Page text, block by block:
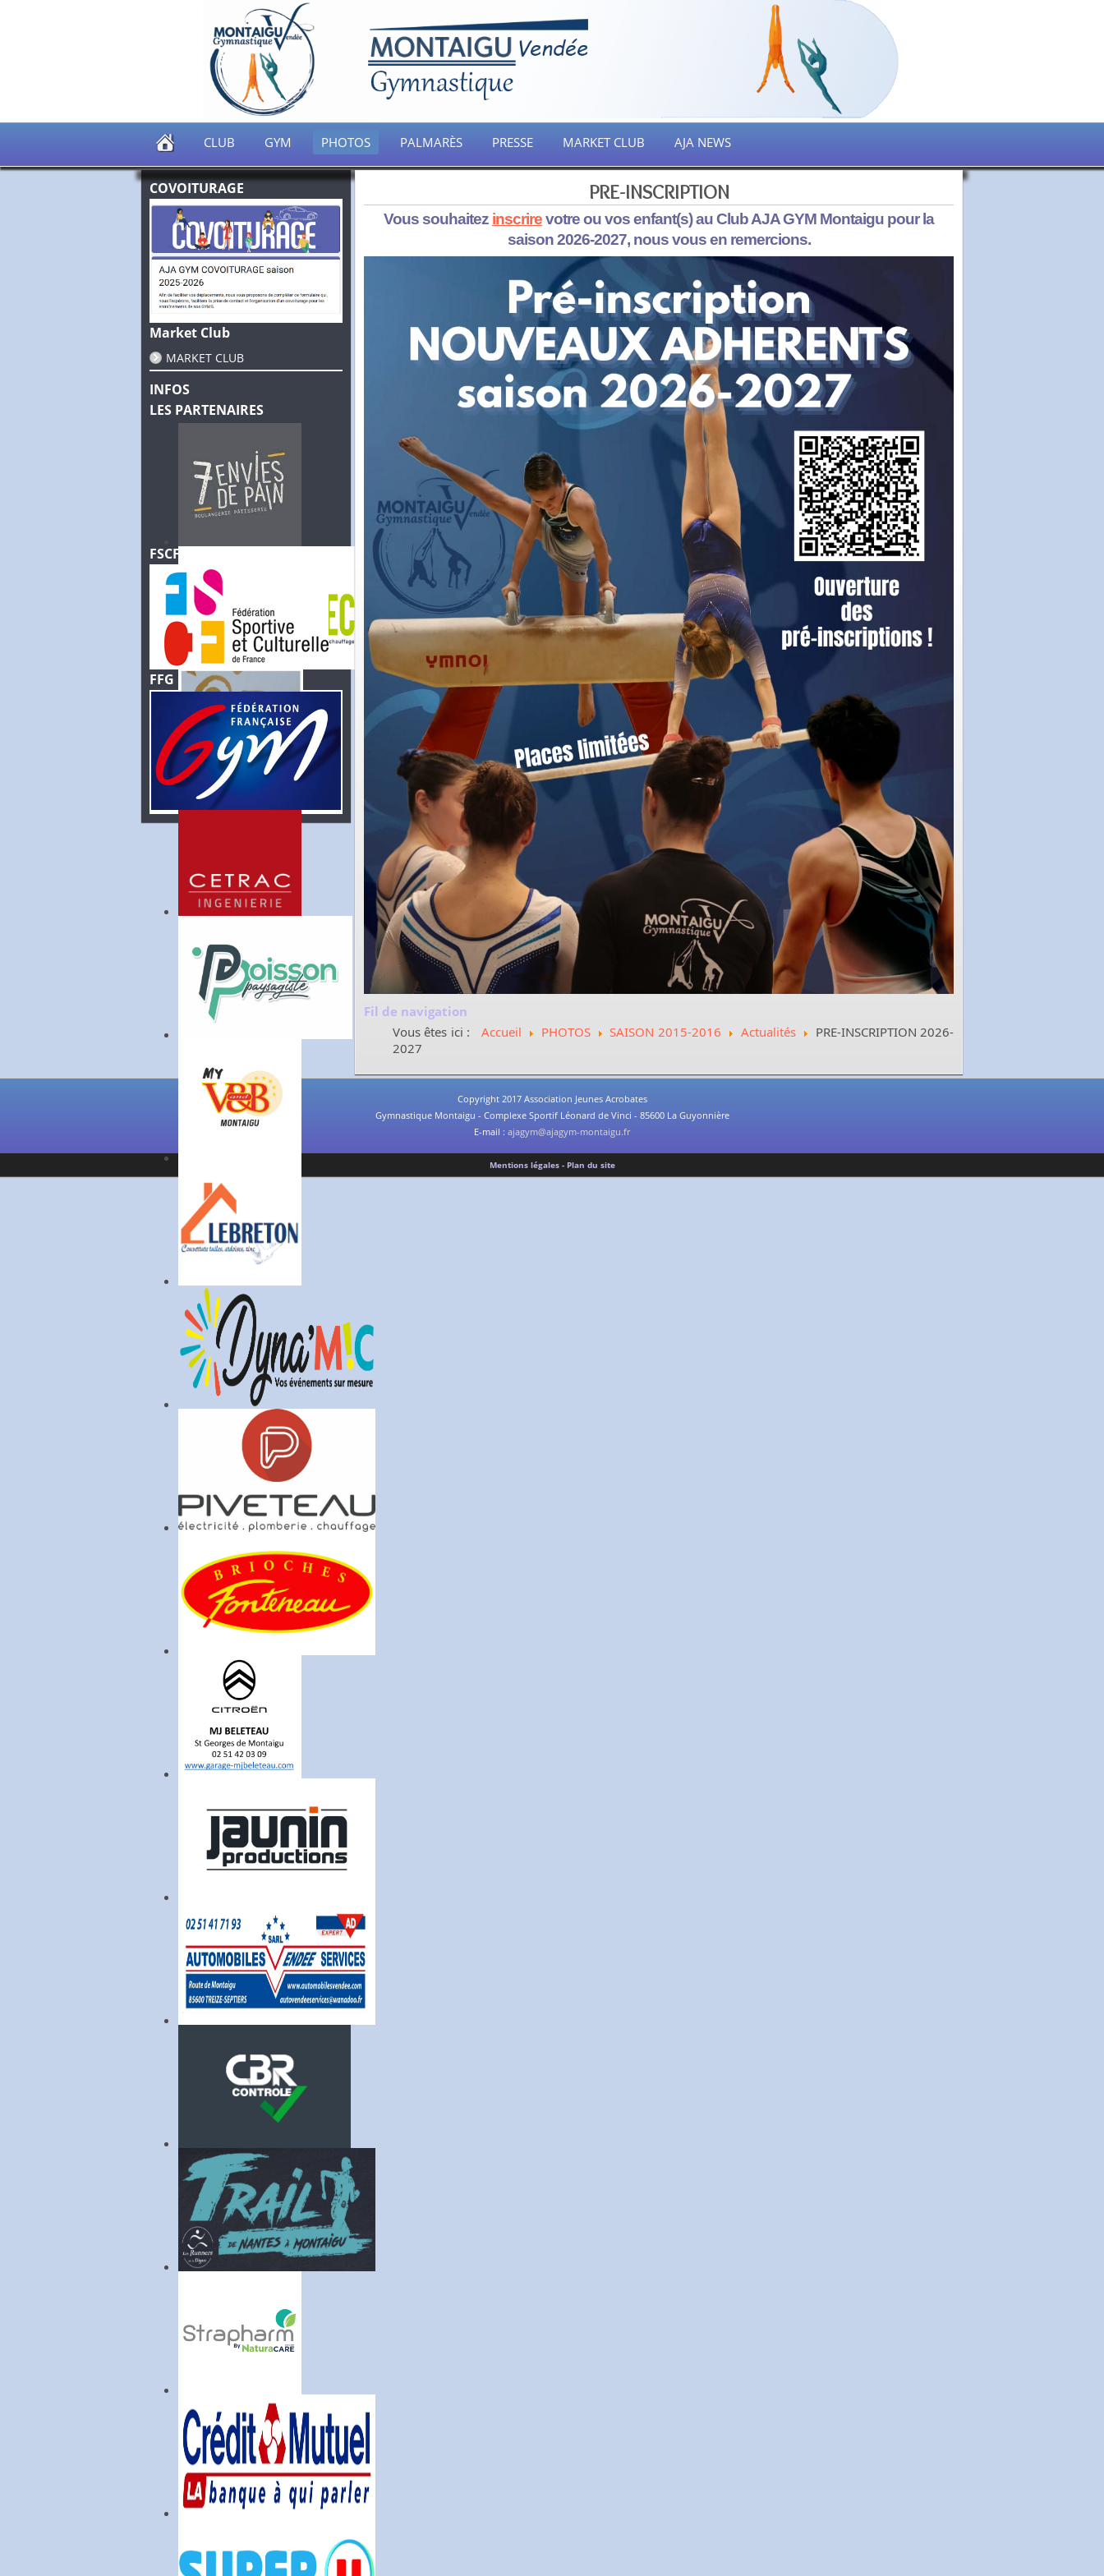
CLUB GYM PHOTOS PALMARÈS PRESSE MARKET CLUB AJA NEWS
COVOITURAGE
Market Club
MARKET CLUB
INFOS
LES PARTENAIRES
FSCF
FFG
PRE-INSCRIPTION
Vous souhaitez inscrirevotre ou vos enfant(s) au Club AJA GYM Montaigu pour la
saison 2026-2027, nous vous en remercions.
Fil de navigation
Vous êtes ici : Accueil PHOTOS SAISON 2015-2016 Actualités
PRE-INSCRIPTION 2026-
2027
Copyright 2017 Association Jeunes Acrobates
Gymnastique Montaigu - Complexe Sportif Léonard de Vinci - 85600 La Guyonnière
E-mail : ajagym@ajagym-montaigu.fr
Mentions légales - Plan du site